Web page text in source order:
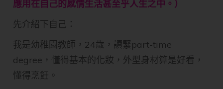
應用在自己的感情生活甚至乎人生之中。）
先介紹下自己：
我是幼稚園教師，24歲，讀緊part-time
degree，懂得基本的化妝，外型身材算是好看，
懂得烹飪。